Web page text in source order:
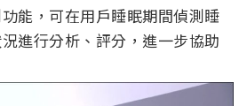
能，可在用戶睡眠期間偵測睡
進行分析、評分，進一步協助